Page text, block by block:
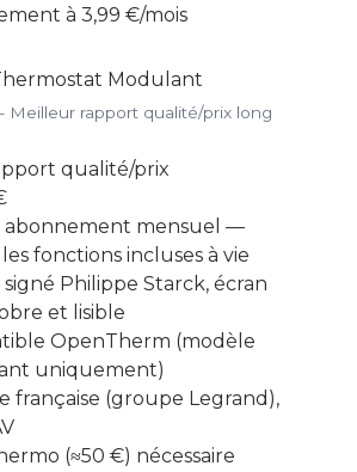
à 3,99 €/mois
Modulant
Meilleur rapport qualité/prix long
qualité/prix
abonnement mensuel —
fonctions incluses à vie
signé Philippe Starck, écran
et lisible
OpenTherm (modèle
uniquement)
française (groupe Legrand),
(≈50 €) nécessaire